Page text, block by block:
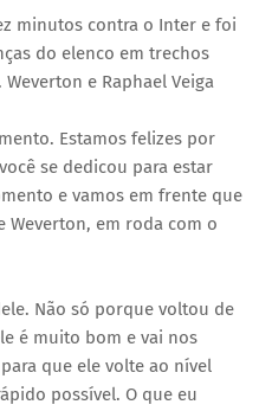
minutos contra o Inter e foi
do elenco em trechos
e Raphael Veiga
Estamos felizes por
se dedicou para estar
e vamos em frente que
Weverton, em roda com o
Não só porque voltou de
é muito bom e vai nos
que ele volte ao nível
possível. O que eu